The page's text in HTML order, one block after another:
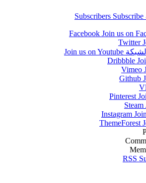
Subscribers Subscribe
Join us on
Twitter
Join us on Youtube
Dribbble
Vimeo
Github
Pinterest
Steam
Instagram
ThemeForest
RSS